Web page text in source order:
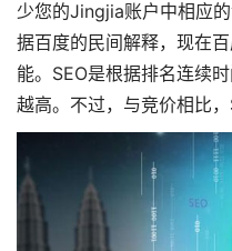
少您的Jingjia账户中相应
据百度的民间解释，现在
能。SEO是根据排名连续
越高。不过，与竞价相比，